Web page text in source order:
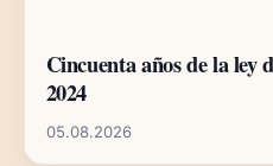
Cincuenta años de la ley
2024
05.08.2026